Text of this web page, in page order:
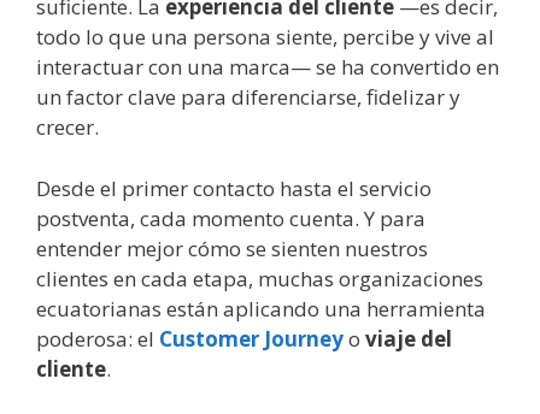
suficiente. La experiencia del cliente —es decir,
todo lo que una persona siente, percibe y vive al
interactuar con una marca— se ha convertido en
un factor clave para diferenciarse, fidelizar y
crecer.
Desde el primer contacto hasta el servicio
postventa, cada momento cuenta. Y para
entender mejor cómo se sienten nuestros
clientes en cada etapa, muchas organizaciones
ecuatorianas están aplicando una herramienta
poderosa: el Customer Journeyo viaje del
cliente.